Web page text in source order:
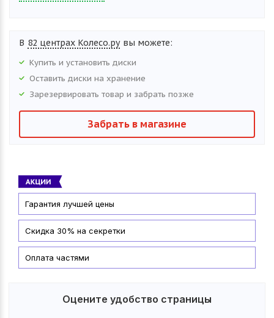
В 82 центрах Колесо.ру вы можете:
Купить и установить диски
Оставить диски на хранение
Зарезервировать товар и забрать позже
Забрать в магазине
Гарантия лучшей цены
Скидка 30% на секретки
Оплата частями
Оцените удобство страницы